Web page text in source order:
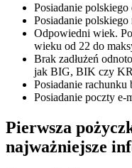
Posiadanie
Posiadanie
Odpowiedni wiek.
wieku od 22 do
Brak zadłużeń
jak BIG, BIK czy
Posiadanie
Posiadanie poczty e-
Pierwsza
najważniejsze